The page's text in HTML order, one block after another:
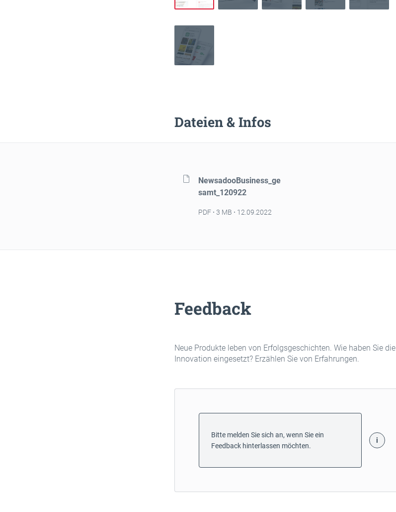
Dateien & Infos
NewsadooBusiness_ge
samt_120922
PDF 3 MB 12.09.2022
Feedback
Neue Produkte leben von Erfolgsgeschichten. Wie haben Sie die
Innovation eingesetzt? Erzählen Sie von Erfahrungen.
Bitte melden Sie sich an, wenn Sie ein
Feedback hinterlassen möchten.